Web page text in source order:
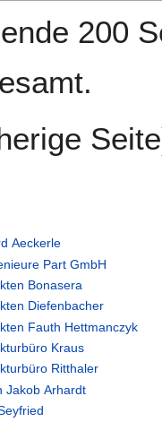
200
Aeckerle
Part GmbH
Bonasera
Diefenbacher
Fauth Hettmanczyk
Kraus
Ritthaler
Jakob Arhardt